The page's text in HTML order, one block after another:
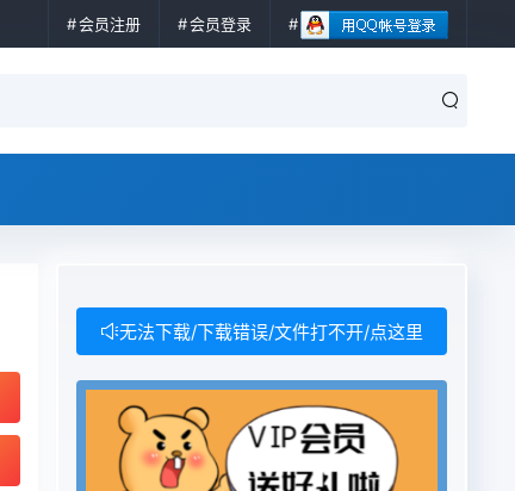
会员注册 会员登录
无法下载/下载错误/文件打不开/点这里